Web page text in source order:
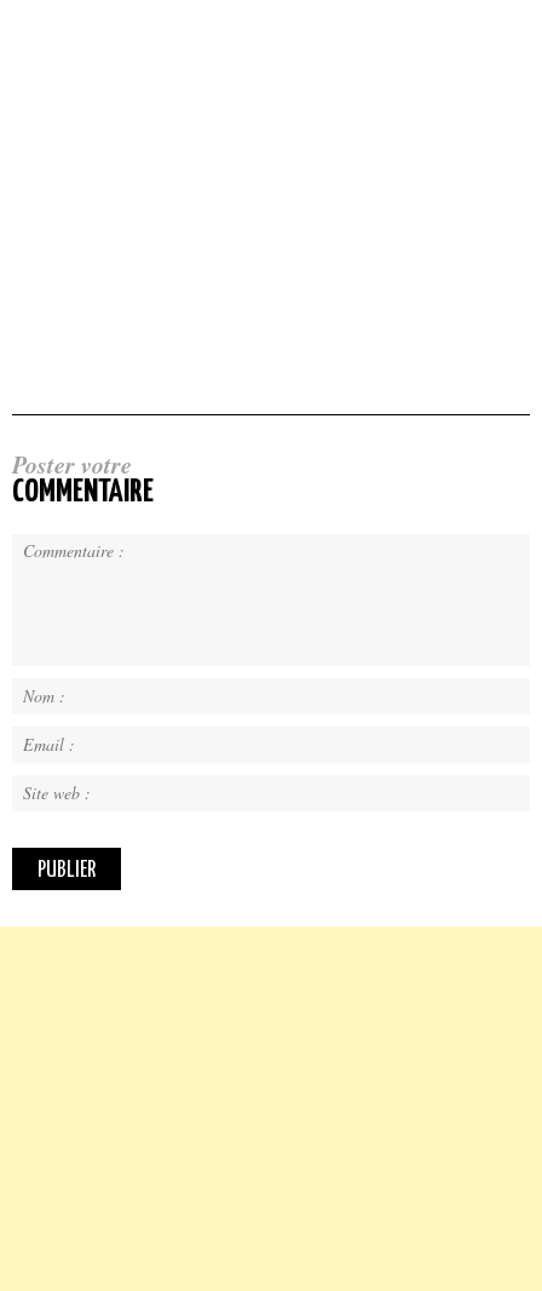
Poster votre
COMMENTAIRE